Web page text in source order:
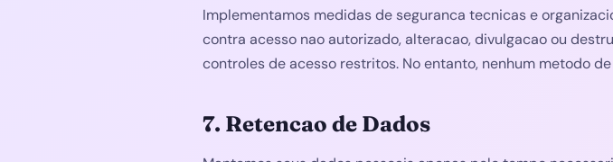
Implementamos medidas de seguranca tecnicas e
contra acesso nao autorizado, alteracao, divulgacao ou
controles de acesso restritos. No entanto, nenhum metodo
7. Retencao de Dados